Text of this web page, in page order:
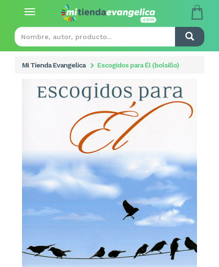
Toggle
Mi Tienda Evangelica Escogidos para Él (bolsillo)